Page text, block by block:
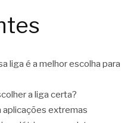
liga é a melhor escolha para
a liga certa?
aplicações extremas